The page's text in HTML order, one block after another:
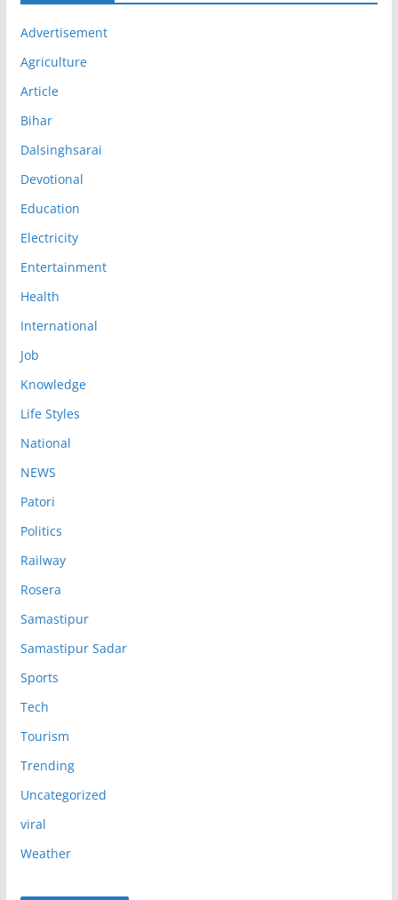
Advertisement
Agriculture
Article
Bihar
Dalsinghsarai
Devotional
Education
Electricity
Entertainment
Health
International
Job
Knowledge
Life Styles
National
NEWS
Patori
Politics
Railway
Rosera
Samastipur
Samastipur Sadar
Sports
Tech
Tourism
Trending
Uncategorized
viral
Weather